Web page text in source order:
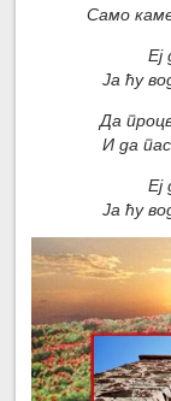
Само
Ја ћу
Да
И да
Ја ћу